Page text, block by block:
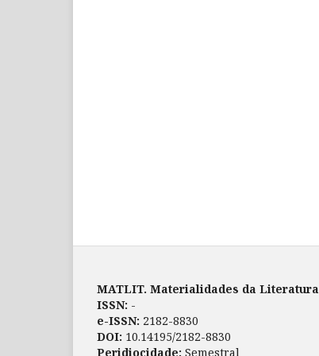
MATLIT. Materialidades da Literatura
ISSN: -
e-ISSN: 2182-8830
DOI: 10.14195/2182-8830
Peridiocidade: Semestral